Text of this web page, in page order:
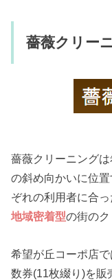
薔薇クリー
薔薇クリーニング
の斜め向かいに位
ぞれの利用者に合
地域密着型の街のク
希望が丘コーポ店
数券(11枚綴り)を販